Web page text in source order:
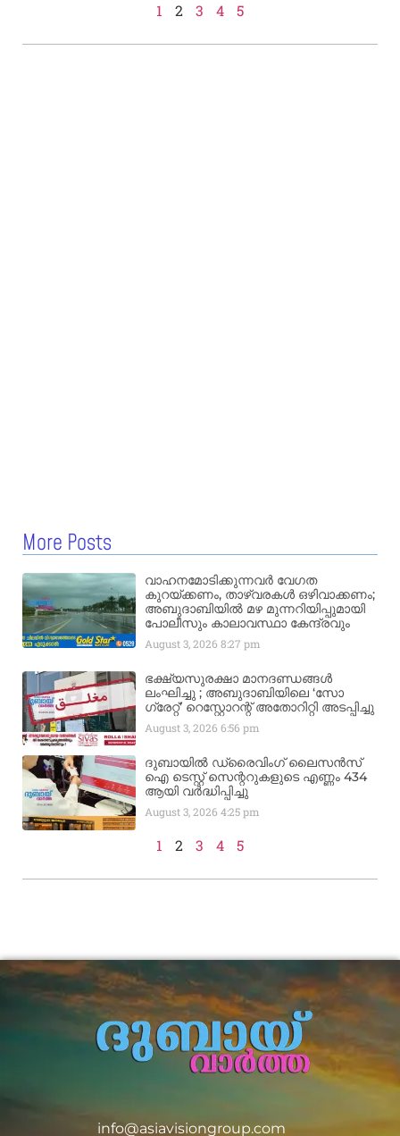
1 2 3 4 5
More Posts
വാഹനമോടിക്കുന്നവർ വേഗത
കുറയ്ക്കണം, താഴ്‌വരകൾ ഒഴിവാക്കണം;
അബുദാബിയിൽ മഴ മുന്നറിയിപ്പുമായി
പോലീസും കാലാവസ്ഥാ കേന്ദ്രവും
August 3, 20268:27 pm
ഭക്ഷ്യസുരക്ഷാ മാനദണ്ഡങ്ങൾ
ലംഘിച്ചു ; അബുദാബിയിലെ ‘സോ
ഗ്രേറ്റ്’ റെസ്റ്റോറന്റ് അതോറിറ്റി അടപ്പിച്ചു
August 3, 20266:56 pm
ദുബായിൽ ഡ്രൈവിംഗ് ലൈസൻസ്
ഐ ടെസ്റ്റ് സെന്ററുകളുടെ എണ്ണം 434
ആയി വർദ്ധിപ്പിച്ചു
August 3, 20264:25 pm
1 2 3 4 5
info@asiavisiongroup.com